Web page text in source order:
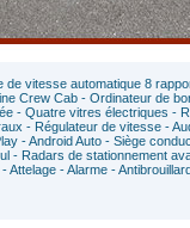
vitesse automatique 8
Crew Cab - Ordinateur de
- Quatre vitres électriques -
- Régulateur de vitesse -
- Android Auto - Siège
- Radars de stationnement
Attelage - Alarme -